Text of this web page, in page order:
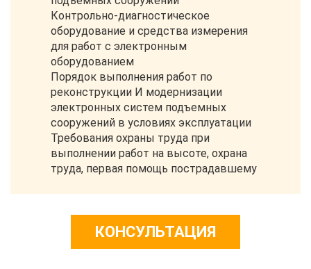
Контрольно-диагностическое
оборудование и средства измерения
для работ с электронным
оборудованием
Порядок выполнения работ по
реконструкции И модернизации
электронных систем подъемных
сооружений в условиях эксплуатации
Требования охраны труда при
выполнении работ на высоте, охрана
труда, первая помощь пострадавшему
КОНСУЛЬТАЦИЯ